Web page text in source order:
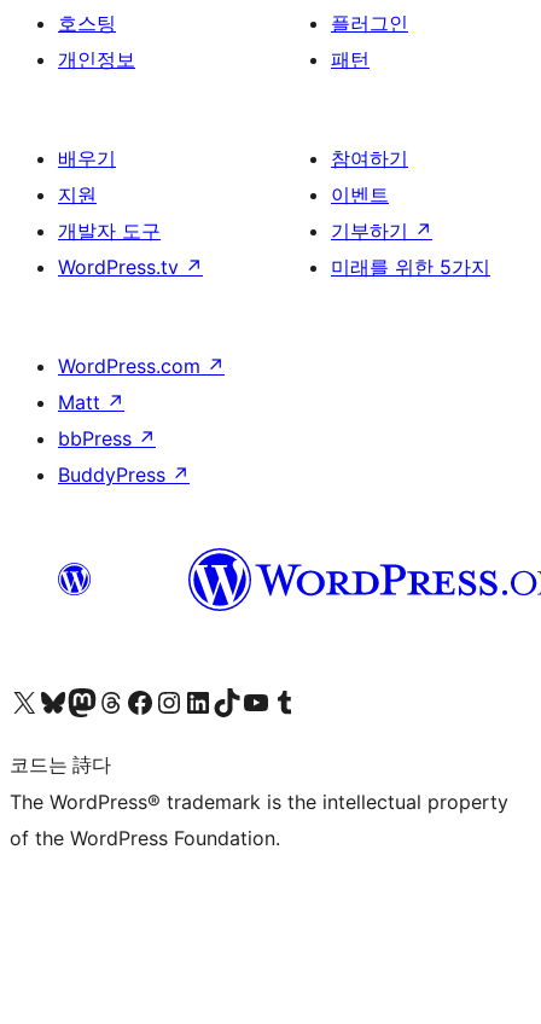
호스팅
개인정보
플러그인
패턴
배우기
지원
개발자 도구
WordPress.tv ↗
참여하기
이벤트
기부하기 ↗
미래를 위한 5가지
WordPress.com ↗
Matt ↗
bbPress ↗
BuddyPress ↗
X(이전 트위터) 계정 방문하기블루스카이 계정 방문하기마스토돈 계정 방문하기스레드 계정 방문하기 페이스북 페이지 방문하기인스타그램 계정 방문하기 LinkedIn 계정 방문하기틱톡 계정 방문하기유튜브 채널 방문하기 텀블러 계정 방문하기
코드는 詩다
The WordPress® trademark is the intellectual property
of the WordPress Foundation.